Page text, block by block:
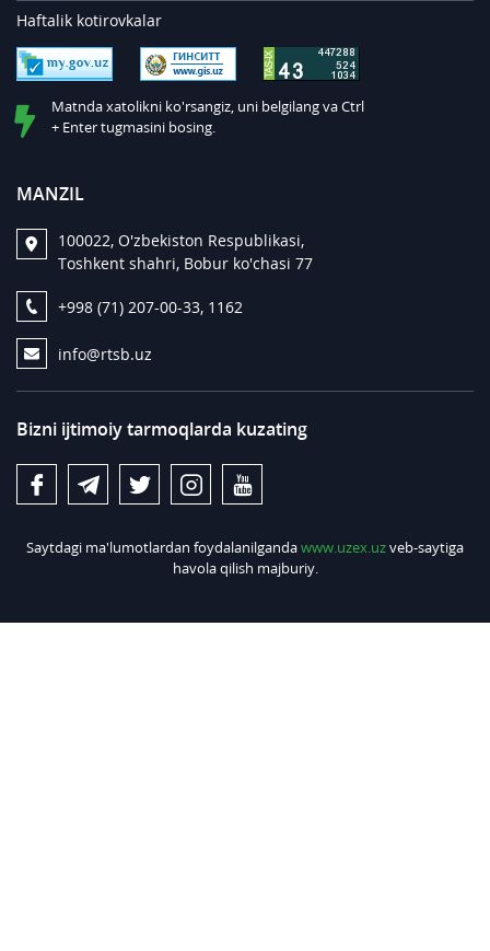
Haftalik kotirovkalar
Matnda xatolikni ko'rsangiz, uni belgilang va Ctrl
+ Enter tugmasini bosing.
MANZIL
100022, O'zbekiston Respublikasi,
Toshkent shahri, Bobur ko'chasi 77
+998 (71) 207-00-33, 1162
info@rtsb.uz
Bizni ijtimoiy tarmoqlarda kuzating
Saytdagi ma'lumotlardan foydalanilgandawww.uzex.uzveb-saytiga
havola qilish majburiy.